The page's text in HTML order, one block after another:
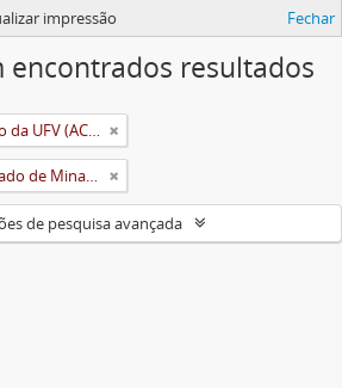
impressão Fechar
encontrados resultados
Arquivo Central e Histórico da UFV (ACH-UFV)
Universidade Rural do Estado de Minas Gerais (Uremg)
de pesquisa avançada